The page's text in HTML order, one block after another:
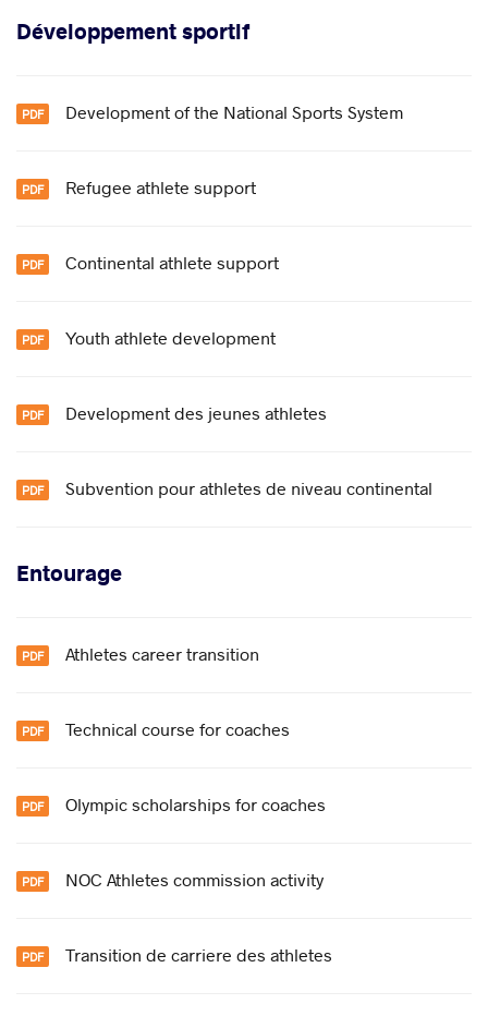
Développement sportif
Development of the National Sports System
Refugee athlete support
Continental athlete support
Youth athlete development
Development des jeunes athletes
Subvention pour athletes de niveau continental
Entourage
Athletes career transition
Technical course for coaches
Olympic scholarships for coaches
NOC Athletes commission activity
Transition de carriere des athletes